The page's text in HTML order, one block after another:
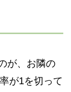
が、お隣の
が1を切って